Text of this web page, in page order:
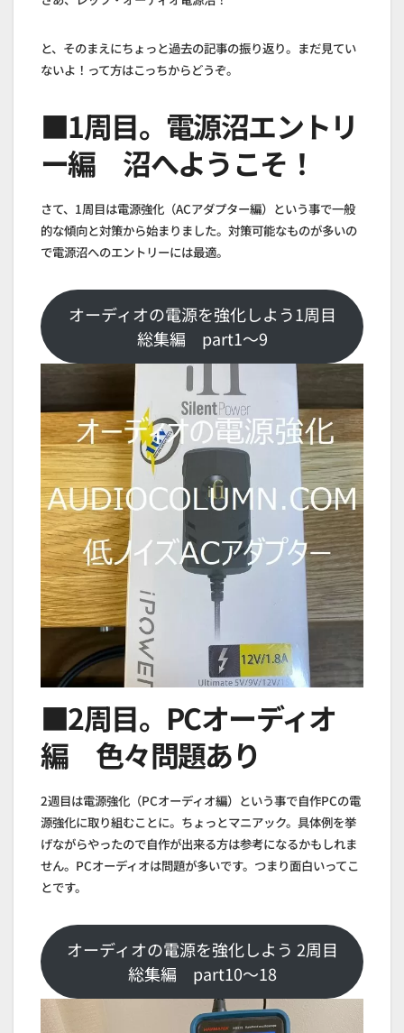
と、そのまえにちょっと過去の記事の振り返り。まだ見てい
ないよ！って方はこっちからどうぞ。
■1周目。電源沼エントリ
ー編 沼へようこそ！
さて、1周目は電源強化（ACアダプター編）という事で一般
的な傾向と対策から始まりました。対策可能なものが多いの
で電源沼へのエントリーには最適。
オーディオの電源を強化しよう1周目
総集編 part1～9
■2周目。PCオーディオ
編 色々問題あり
2週目は電源強化（PCオーディオ編）という事で自作PCの電
源強化に取り組むことに。ちょっとマニアック。具体例を挙
げながらやったので自作が出来る方は参考になるかもしれま
せん。PCオーディオは問題が多いです。つまり面白いってこ
とです。
オーディオの電源を強化しよう 2周目
総集編 part10～18